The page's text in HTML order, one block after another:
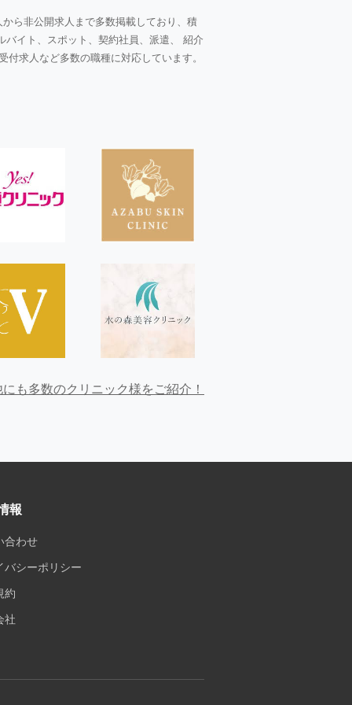
ら非公開求人まで多数掲載しており、積
イト、スポット、契約社員、派遣、 紹介
付求人など多数の職種に対応しています。
にも多数のクリニック様をご紹介！
報
合わせ
バシーポリシー
約
社